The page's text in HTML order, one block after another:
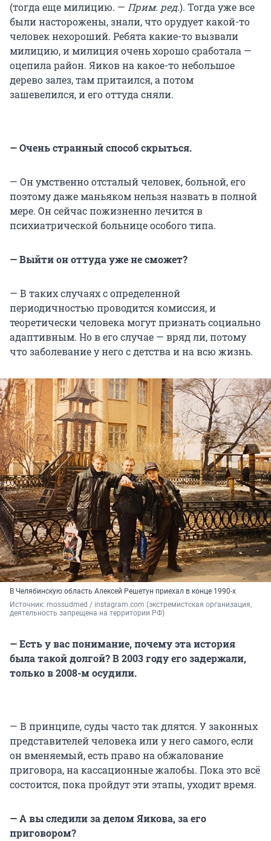
(тогда еще милицию. — Прим. ред.). Тогда уже все
были насторожены, знали, что орудует какой-то
человек нехороший. Ребята какие-то вызвали
милицию, и милиция очень хорошо сработала —
оцепила район. Яиков на какое-то небольшое
дерево залез, там притаился, а потом
зашевелился, и его оттуда сняли.
— Очень странный способ скрыться.
— Он умственно отсталый человек, больной, его
поэтому даже маньяком нельзя назвать в полной
мере. Он сейчас пожизненно лечится в
психиатрической больнице особого типа.
— Выйти он оттуда уже не сможет?
— В таких случаях с определенной
периодичностью проводится комиссия, и
теоретически человека могут признать социально
адаптивным. Но в его случае — вряд ли, потому
что заболевание у него с детства и на всю жизнь.
В Челябинскую область Алексей Решетун приехал в конце 1990-х
Источник: mossudmed / instagram.com (экстремистская организация,
деятельность запрещена на территории РФ)
— Есть у вас понимание, почему эта история
была такой долгой? В 2003 году его задержали,
только в 2008-м осудили.
— В принципе, суды часто так длятся. У законных
представителей человека или у него самого, если
он вменяемый, есть право на обжалование
приговора, на кассационные жалобы. Пока это всё
состоится, пока пройдут эти этапы, уходит время.
— А вы следили за делом Яикова, за его
приговором?